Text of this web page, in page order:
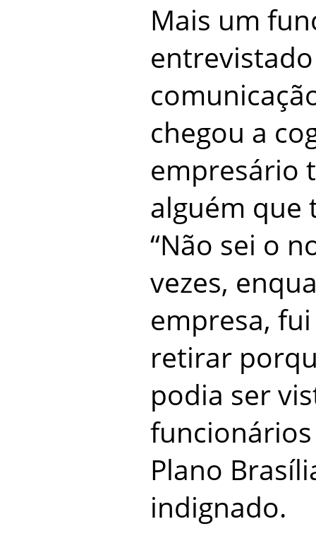
Mais um
chegou a
empresário
alguém que
“Não sei o
vezes,
empresa,
retirar
podia ser
Plano
indignado.